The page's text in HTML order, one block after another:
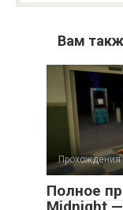
Вам
Прохождения
Полное